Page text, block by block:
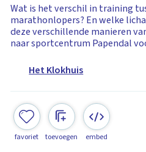
Wat is het verschil in training
marathonlopers? En welke
deze verschillende manieren
naar sportcentrum Papendal
Het Klokhuis
favoriet toevoegen embed